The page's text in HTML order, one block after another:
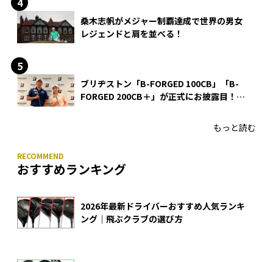
桑木志帆がメジャー制覇達成で世界の男女
レジェンドと肩を並べる！
ブリヂストン「B-FORGED 100CB」「B-
FORGED 200CB＋」が正式にお披露目！
もっと読む
おすすめランキング
2026年最新ドライバーおすすめ人気ランキ
ング｜飛ぶクラブの選び方